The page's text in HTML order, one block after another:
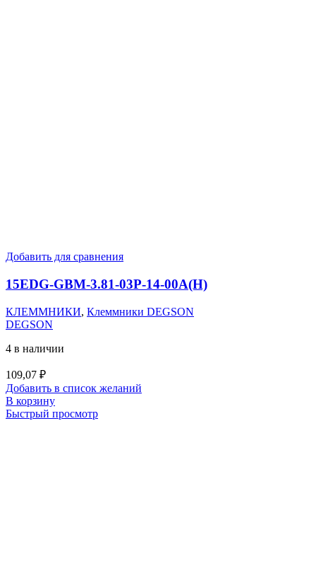
Добавить для сравнения
15EDG-GBM-3.81-03P-14-00A(H)
КЛЕММНИКИ, Клеммники DEGSON
DEGSON
4 в наличии
109,07 ₽
Добавить в список желаний
В корзину
Быстрый просмотр